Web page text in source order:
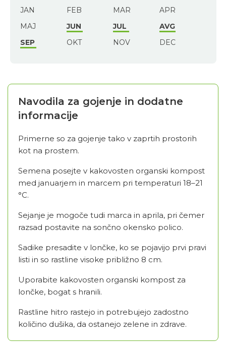
JAN FEB MAR
APR
MAJ
JUN JUL
AVG
SEP
OKT NOV DEC
Navodila za gojenje in dodatne
informacije
Primerne so za gojenje tako v zaprtih prostorih
kot na prostem.
Semena posejte v kakovosten organski kompost
med januarjem in marcem pri temperaturi 18–21
°C.
Sejanje je mogoče tudi marca in aprila, pri čemer
razsad postavite na sončno okensko polico.
Sadike presadite v lončke, ko se pojavijo prvi pravi
listi in so rastline visoke približno 8 cm.
Uporabite kakovosten organski kompost za
lončke, bogat s hranili.
Rastline hitro rastejo in potrebujejo zadostno
količino dušika, da ostanejo zelene in zdrave.